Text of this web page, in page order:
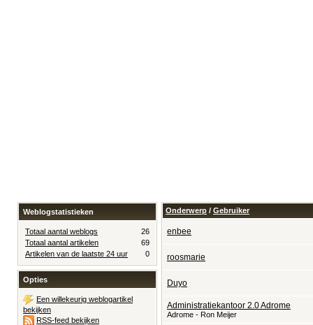
Onderwerp / Gebruiker
enbee
roosmarie
Duyo
Administratiekantoor 2.0 Adrome
Adrome - Ron Meijer
Weblogstatistieken
Totaal aantal weblogs
26
Totaal aantal artikelen
69
Artikelen van de laatste 24 uur
0
Opties
Een willekeurig weblogartikel
bekijken
RSS-feed bekijken